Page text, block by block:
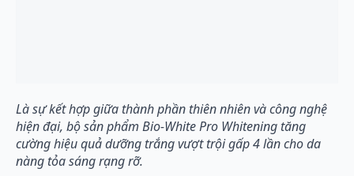
Là sự kết hợp giữa thành phần thiên nhiên và công nghệ
hiện đại, bộ sản phẩm Bio-White Pro Whitening tăng
cường hiệu quả dưỡng trắng vượt trội gấp 4 lần cho da
nàng tỏa sáng rạng rỡ.